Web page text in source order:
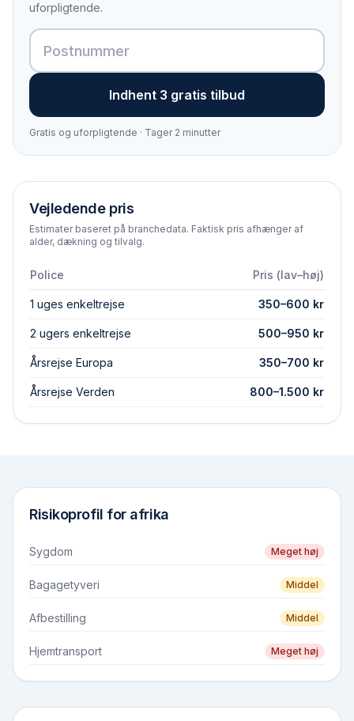
uforpligtende.
Indhent 3 gratis tilbud
Gratis og uforpligtende · Tager 2 minutter
Vejledende pris
Estimater baseret på branchedata. Faktisk pris afhænger af
alder, dækning og tilvalg.
Police Pris (lav–høj)
1 uges enkeltrejse 350–600 kr
2 ugers enkeltrejse 500–950 kr
Årsrejse Europa 350–700 kr
Årsrejse Verden 800–1.500 kr
Risikoprofil for afrika
Sygdom Meget høj
Bagagetyveri Middel
Afbestilling Middel
Hjemtransport Meget høj